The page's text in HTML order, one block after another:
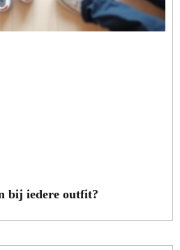
bij iedere outfit?